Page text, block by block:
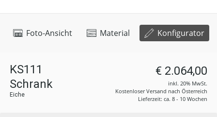
Foto-Ansicht Material Konfigurator
KS111
Schrank
Eiche
€ 2.064,00
inkl. 20% MwSt.
Kostenloser Versand nach Österreich
Lieferzeit: ca. 8 - 10 Wochen